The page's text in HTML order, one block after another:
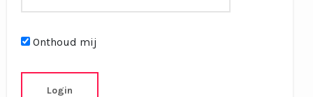
Onthoud mij